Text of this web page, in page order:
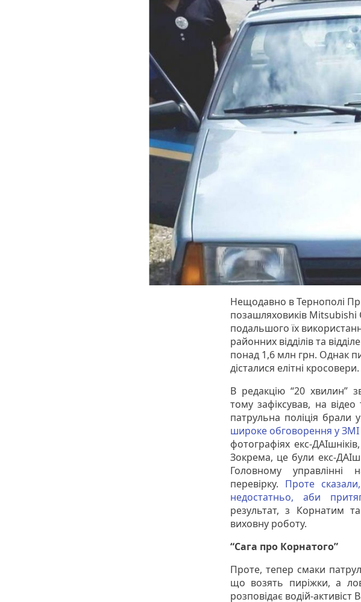
Нещодавно в Тернополі
позашляховиків Mitsubishi
подальшого їх
районних відділів та
понад 1,6 млн грн. Однак
дісталися елітні кросовери.
В редакцію “20 хвилин”
тому зафіксував, на
патрульна поліція брали
широке обговорення у
фотографіях екс-
Зокрема, це були екс-
Головному управлінні
перевірку. Проте
недостатньо, аби
результат, з Корнатим
виховну роботу.
“Сага про Корнатого”
Проте, тепер смаки
що возять пиріжки, а
розповідає водій-активіст